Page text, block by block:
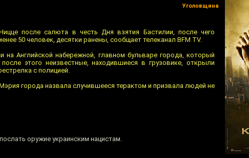
Уголовщина
после салюта в честь Дня взятия Бастилии, после чего
50 человек, десятки ранены, сообщает телеканал BFM TV.
Английской набережной, главном бульваре города, который
этого неизвестные, находившиеся в грузовике, открыли
с полицией.
города назвала случившееся терактом и призвала людей не
оружие украинским нацистам.